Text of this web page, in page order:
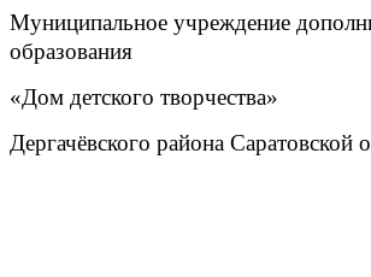
Муниципальное учреждение
образования
«Дом детского творчества»
Дергачёвского района Саратовской